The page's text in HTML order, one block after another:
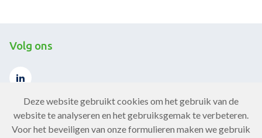
Volg ons
Contact
Deze website gebruikt cookies om het gebruik van de
website te analyseren en het gebruiksgemak te verbeteren.
Voor het beveiligen van onze formulieren maken we gebruik